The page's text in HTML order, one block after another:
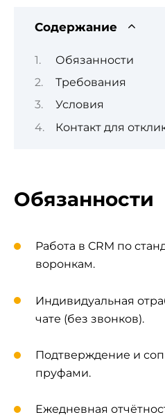
Содержание
Обязанности
Требования
Условия
Контакт для
Обязанности
Работа в CRM по
воронкам.
Индивидуальная
чате (без звонков).
Подтверждение и
пруфами.
Ежедневная